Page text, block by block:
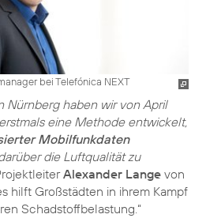
bei Telefónica NEXT
Nürnberg haben wir von April
eine Methode entwickelt,
Mobilfunkdaten
die Luftqualität zu
Alexander Lange von
hilft Großstädten in ihrem Kampf
Schadstoffbelastung.“